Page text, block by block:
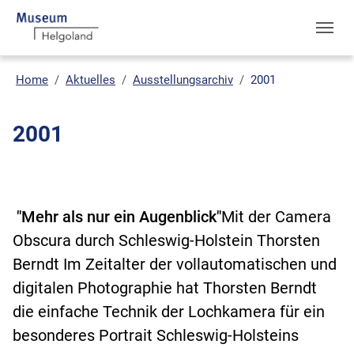
Skip to main navigation
Skip to main content
Skip to page footer
You are here:
Home Aktuelles Ausstellungsarchiv 2001
2001
"Mehr als nur ein Augenblick"Mit der Camera
Obscura durch Schleswig-Holstein Thorsten
Berndt Im Zeitalter der vollautomatischen und
digitalen Photographie hat Thorsten Berndt
die einfache Technik der Lochkamera für ein
besonderes Portrait Schleswig-Holsteins